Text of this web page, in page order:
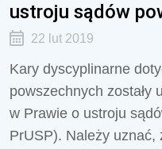
ustroju sądów
22 lut 2019
Kary dyscyplinarne
powszechnych zostały
w Prawie o ustroju
PrUSP). Należy uznać,